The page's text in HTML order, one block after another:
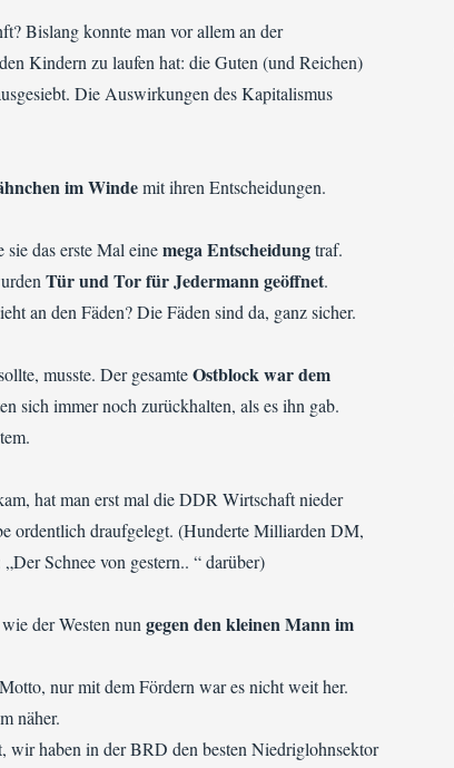
Bislang konnte man vor allem an der
Kindern zu laufen hat: die Guten (und Reichen)
Die Auswirkungen des Kapitalismus
im Windemit ihren Entscheidungen.
das erste Mal einemega Entscheidungtraf.
Tür und Tor für Jedermann geöffnet.
an den Fäden? Die Fäden sind da, ganz sicher.
musste. Der gesamteOstblock war dem
sich immer noch zurückhalten, als es ihn gab.
hat man erst mal die DDR Wirtschaft nieder
ordentlich draufgelegt. (Hunderte Milliarden DM,
Schnee von gestern.. “ darüber)
der Westen nun gegen den kleinen Mann im
nur mit dem Fördern war es nicht weit her.
näher.
wir haben in der BRD den besten Niedriglohnsektor